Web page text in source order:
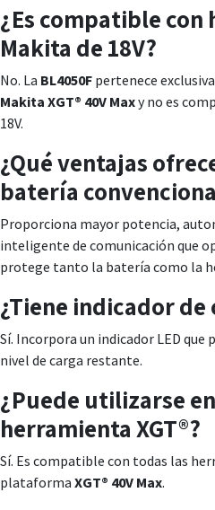
¿Es compatible con
Makita de 18V?
No. La BL4050F pertenece
Makita XGT® 40V Maxy no es
18V.
¿Qué ventajas
batería
Proporciona mayor potencia,
inteligente de comunicación que
protege tanto la batería como la
¿Tiene indicador de
Sí. Incorpora un indicador LED
nivel de carga restante.
¿Puede utilizarse
herramienta XGT®?
Sí. Es compatible con todas las
plataforma XGT® 40V Max.